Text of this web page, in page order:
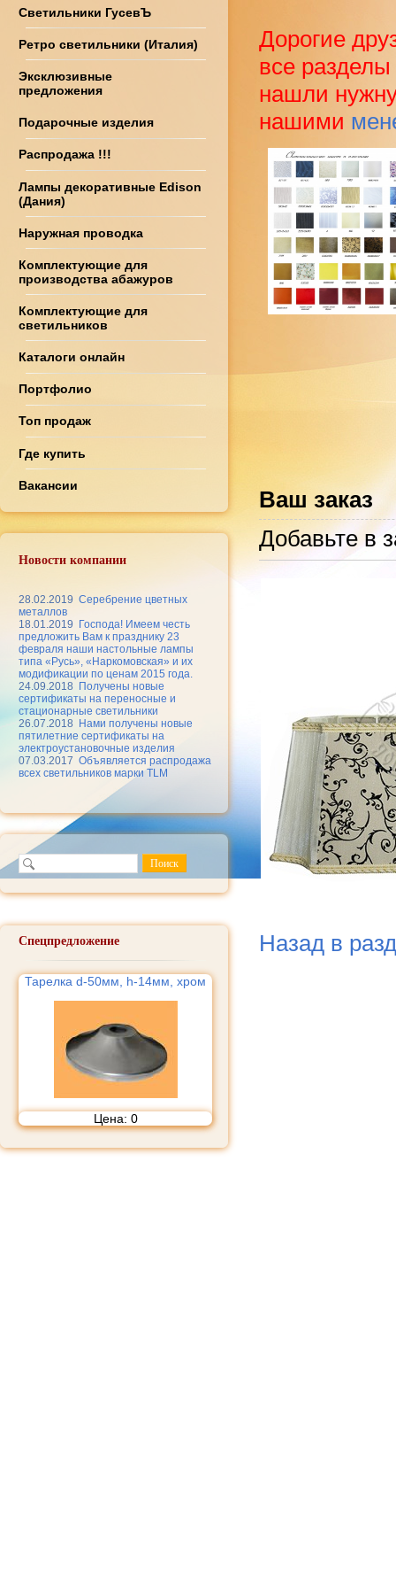
Светильники ГусевЪ
Ретро светильники (Италия)
Эксклюзивные
предложения
Подарочные изделия
Распродажа !!!
Лампы декоративные Edison
(Дания)
Наружная проводка
Комплектующие для
производства абажуров
Комплектующие для
светильников
Каталоги онлайн
Портфолио
Топ продаж
Где купить
Вакансии
Новости компании
28.02.2019 Серебрение цветных
металлов
18.01.2019
Господа! Имеем честь
предложить Вам к празднику 23
февраля наши настольные лампы
типа «Русь», «Наркомовская» и их
модификации по ценам 2015 года.
24.09.2018
Получены новые
сертификаты на переносные и
стационарные светильники
26.07.2018
Нами получены новые
пятилетние сертификаты на
электроустановочные изделия
07.03.2017 Объявляется распродажа
всех светильников марки TLM
Спецпредложение
Тарелка d-50мм, h-14мм, хром
Цена: 0
Дорогие
все
нашли
нашими
Ваш заказ
Добавьте в
Назад в